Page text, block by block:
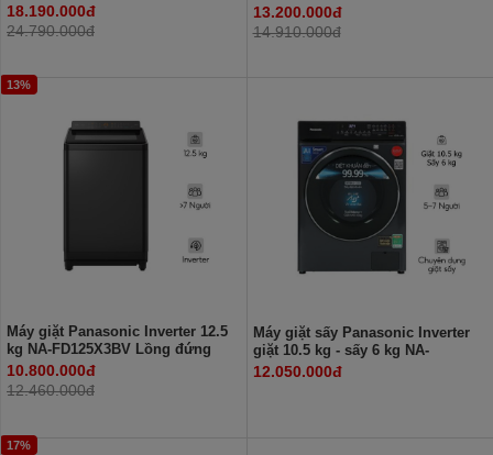
18.190.000đ
24.790.000đ
13.200.000đ
14.910.000đ
13%
Máy giặt Panasonic Inverter 12.5
kg NA-FD125X3BV Lồng đứng
10.800.000đ
12.460.000đ
Máy giặt sấy Panasonic Inverter
giặt 10.5 kg - sấy 6 kg NA-
S056FR1BV
12.050.000đ
17%